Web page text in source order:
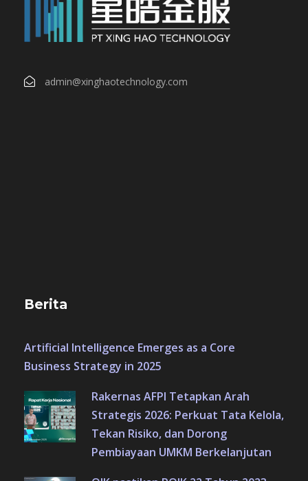
admin@xinghaotechnology.com
Berita
Artificial Intelligence Emerges as a Core
Business Strategy in 2025
Rakernas AFPI Tetapkan Arah
Strategis 2026: Perkuat Tata Kelola,
Tekan Risiko, dan Dorong
Pembiayaan UMKM Berkelanjutan